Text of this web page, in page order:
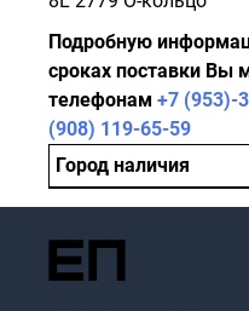
Подробную
сроках поставки Вы
телефонам +7 (953)-
(908) 119-65-59
Город наличия